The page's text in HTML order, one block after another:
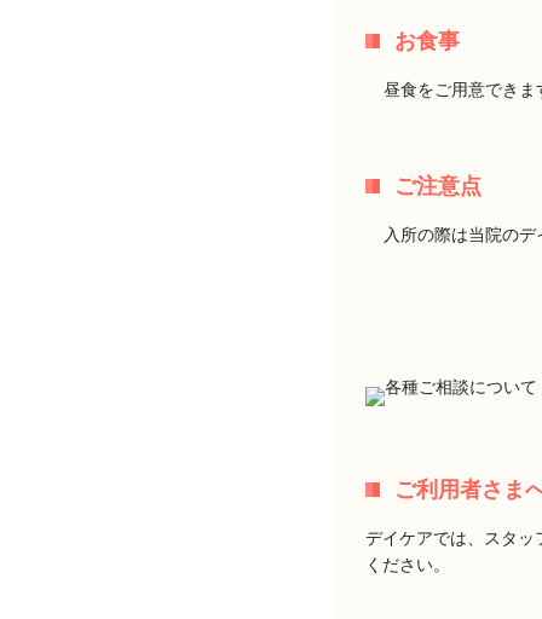
お食事
昼食をご用意できま
ご注意点
入所の際は当院の
ご利用者さま
デイケアでは、スタッ
ください。